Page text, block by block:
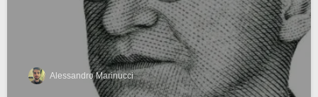
Alessandro Marinucci